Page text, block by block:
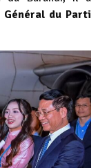
du Parti